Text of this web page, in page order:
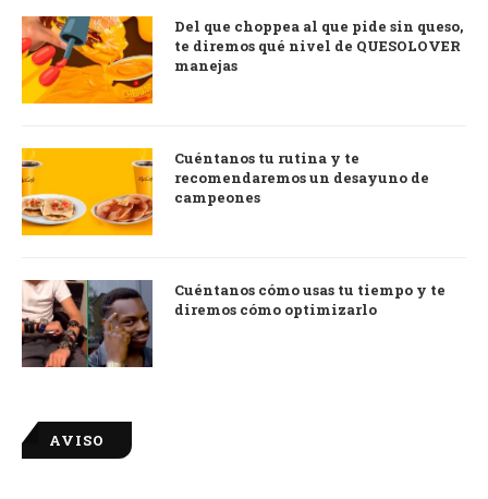
Del que choppea al que pide sin queso,
te diremos qué nivel de QUESOLOVER
manejas
Cuéntanos tu rutina y te
recomendaremos un desayuno de
campeones
Cuéntanos cómo usas tu tiempo y te
diremos cómo optimizarlo
AVISO